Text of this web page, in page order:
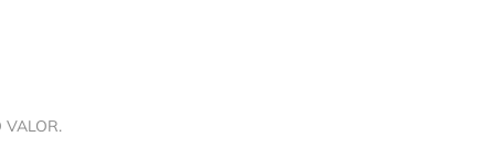
VALOR.